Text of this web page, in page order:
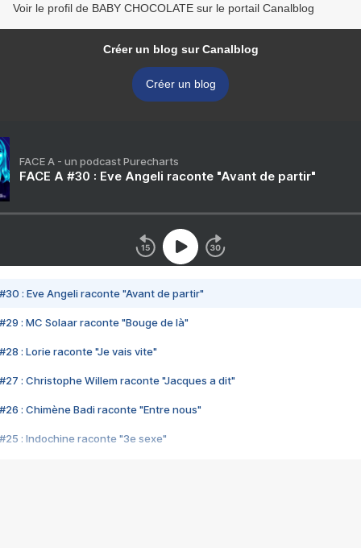
Voir le profil de BABY CHOCOLATE sur le portail Canalblog
Créer un blog sur Canalblog
Créer un blog
FACE A - un podcast Purecharts
FACE A #30 : Eve Angeli raconte "Avant de partir"
#30 : Eve Angeli raconte "Avant de partir"
#29 : MC Solaar raconte "Bouge de là"
#28 : Lorie raconte "Je vais vite"
#27 : Christophe Willem raconte "Jacques a dit"
#26 : Chimène Badi raconte "Entre nous"
#25 : Indochine raconte "3e sexe"